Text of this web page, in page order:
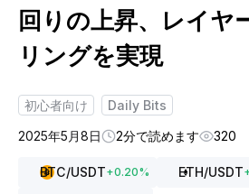
回りの上昇、レイヤ
リングを実現
初心者向け
Daily Bits
2025年5月8日
2分で読めます 320
BTC/USDT+0.20% ETH/USDT